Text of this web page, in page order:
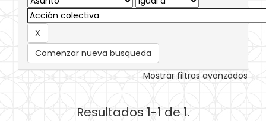
Comenzar nueva busqueda
Mostrar filtros avanzados
Resultados 1-1 de 1.